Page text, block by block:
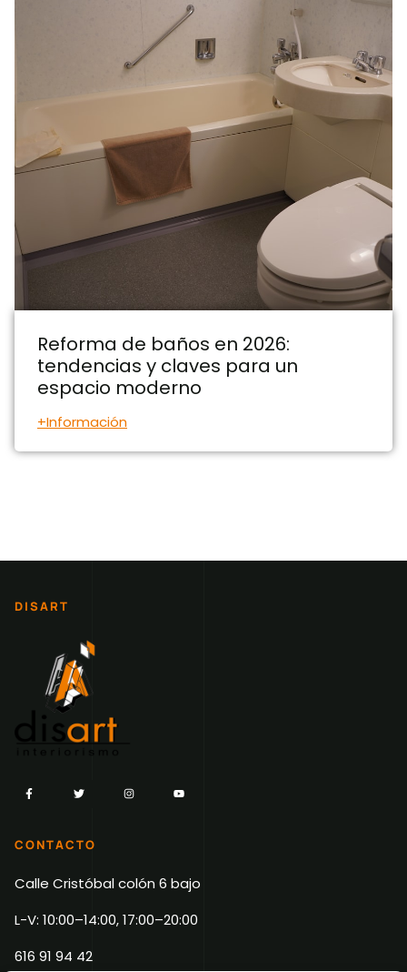
Reforma de baños en 2026:
tendencias y claves para un
espacio moderno
+Información
DISART
CONTACTO
Calle Cristóbal colón 6 bajo
L-V: 10:00–14:00, 17:00–20:00
616 91 94 42